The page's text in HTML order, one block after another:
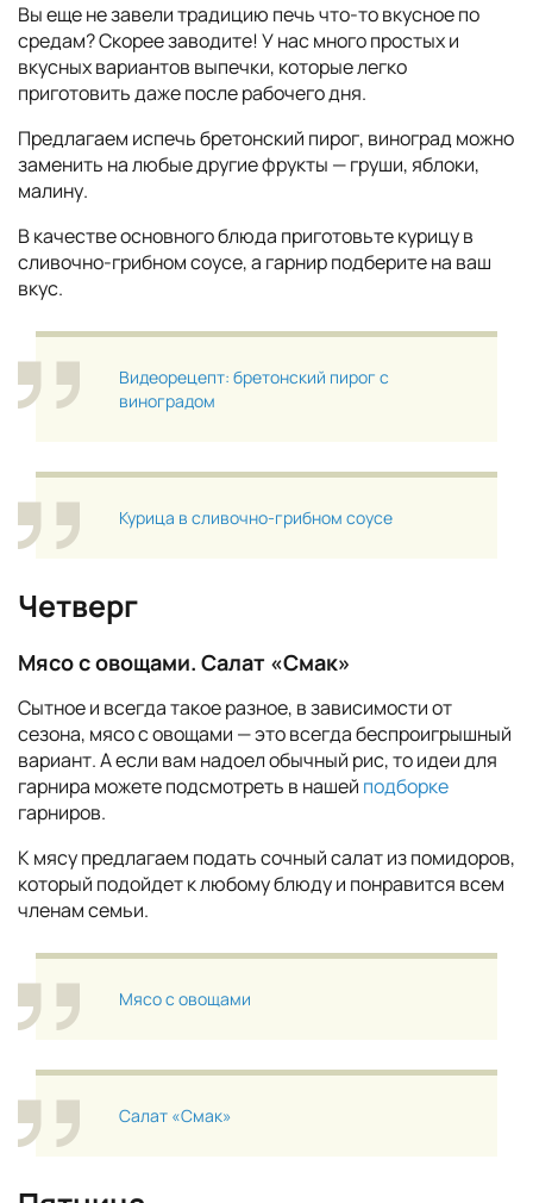
Вы еще не завели традицию печь что-то вкусное по
средам? Скорее заводите! У нас много простых и
вкусных вариантов выпечки, которые легко
приготовить даже после рабочего дня.
Предлагаем испечь бретонский пирог, виноград можно
заменить на любые другие фрукты — груши, яблоки,
малину.
В качестве основного блюда приготовьте курицу в
сливочно-грибном соусе, а гарнир подберите на ваш
вкус.
Видеорецепт: бретонский пирог с
виноградом
Курица в сливочно-грибном соусе
Четверг
Мясо с овощами. Салат «Смак»
Сытное и всегда такое разное, в зависимости от
сезона, мясо с овощами — это всегда беспроигрышный
вариант. А если вам надоел обычный рис, то идеи для
гарнира можете подсмотреть в нашей подборке
гарниров.
К мясу предлагаем подать сочный салат из помидоров,
который подойдет к любому блюду и понравится всем
членам семьи.
Мясо с овощами
Салат «Смак»